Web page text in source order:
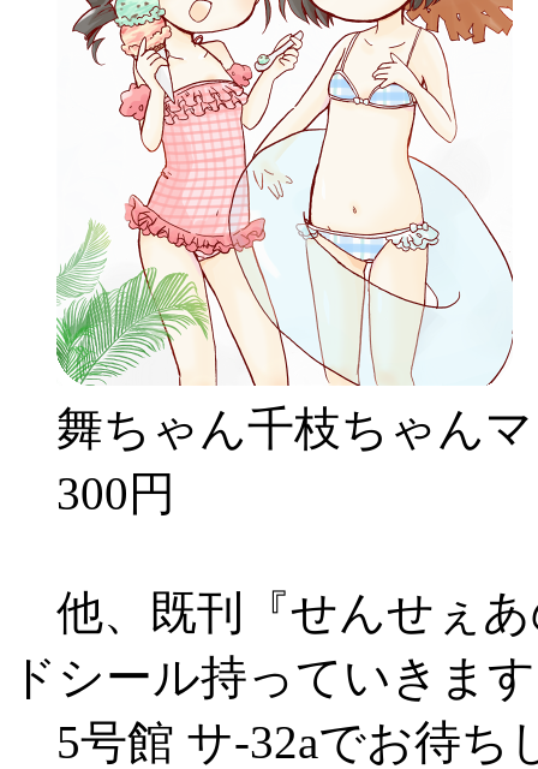
舞ちゃん千枝ちゃん
300円
他、既刊『せんせぇ
ドシール持っていきま
5号館 サ-32aでお待ち